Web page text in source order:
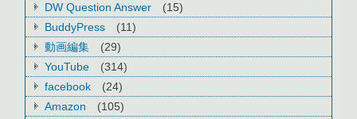
DW Question Answer
(15)
BuddyPress
(11)
動画編集
(29)
YouTube
(314)
facebook
(24)
Amazon
(105)